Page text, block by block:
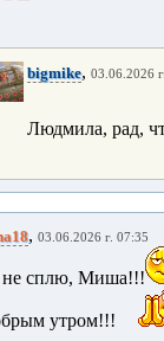
bigmike, 03.06.2026
Людмила, рад,
, 03.06.2026 г. 07:35
сплю, Миша!!!
утром!!!